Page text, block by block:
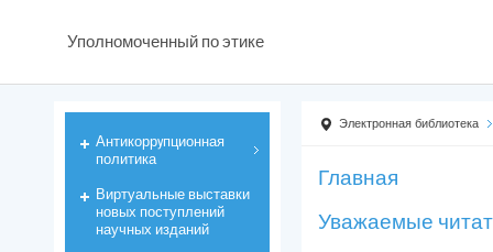
Уполномоченный по этике
Электронная библиотека
Главная
Уважаемые
Антикоррyпционная
политика
Виртуальные выставки
новых поступлений
научных изданий